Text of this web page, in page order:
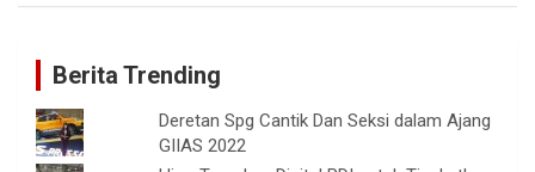
Berita Trending
Deretan Spg Cantik Dan Seksi dalam Ajang
GIIAS 2022